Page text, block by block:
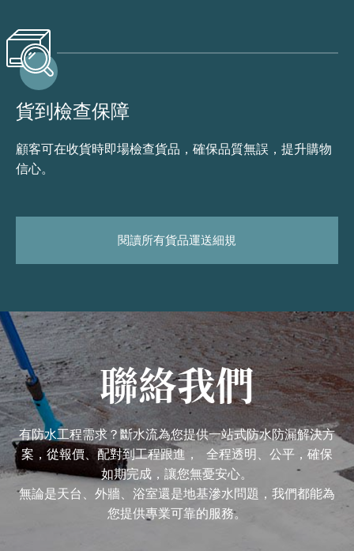
貨到檢查保障
顧客可在收貨時即場檢查貨品，確保品質無誤，提升購物
信心。
閱讀所有貨品運送細規
聯絡我們
有防水工程需求？斷水流為您提供一站式防水防漏解決方
案，從報價、配對到工程跟進， 全程透明、公平，確保
如期完成，讓您無憂安心。
無論是天台、外牆、浴室還是地基滲水問題，我們都能為
您提供專業可靠的服務。